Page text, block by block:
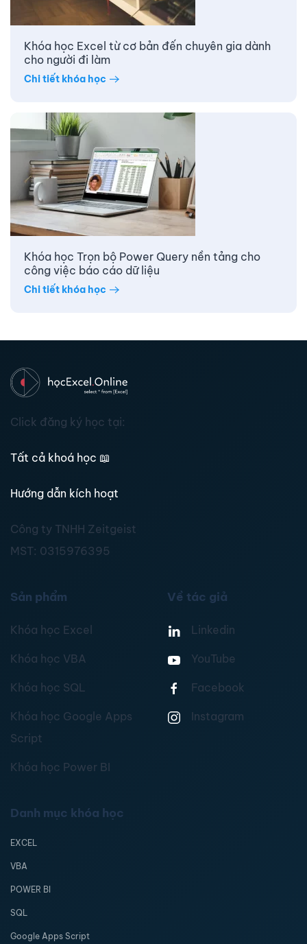
Khóa học Excel từ cơ bản đến chuyên gia dành
cho người đi làm
Chi tiết khóa học
Khóa học Trọn bộ Power Query nền tảng cho
công việc báo cáo dữ liệu
Chi tiết khóa học
Click đăng ký học tại:
Tất cả khoá học 📖
Hướng dẫn kích hoạt
Công ty TNHH Zeitgeist
MST: 0315976395
Sản phẩm
Khóa học Excel
Khóa học VBA
Khóa học SQL
Khóa học Google Apps
Script
Khóa học Power BI
Về tác giả
Linkedin
YouTube
Facebook
Instagram
Danh mục khóa học
EXCEL
VBA
POWER BI
SQL
Google Apps Script